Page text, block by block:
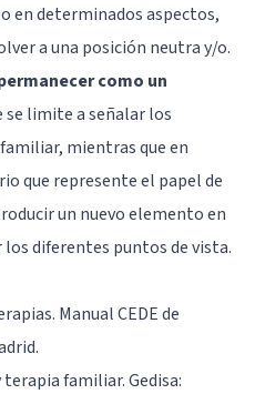
en determinados aspectos,
a una posición neutra y/o.
como un
se limite a señalar los
mientras que en
que represente el papel de
un nuevo elemento en
los diferentes puntos de vista.
Manual CEDE de
terapia familiar. Gedisa: